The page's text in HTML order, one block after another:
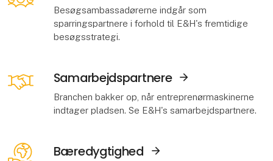
Besøgsambassadørerne indgår som
sparringspartnere i forhold til E&H's fremtidige
besøgsstrategi.
Samarbejdspartnere
Branchen bakker op, når entreprenørmaskinerne
indtager pladsen. Se E&H's samarbejdspartnere.
Bæredygtighed